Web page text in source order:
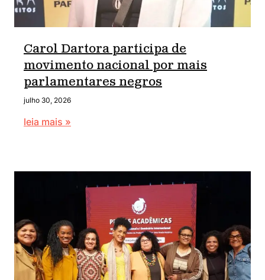
Carol Dartora participa de
movimento nacional por mais
parlamentares negros
julho 30, 2026
leia mais »